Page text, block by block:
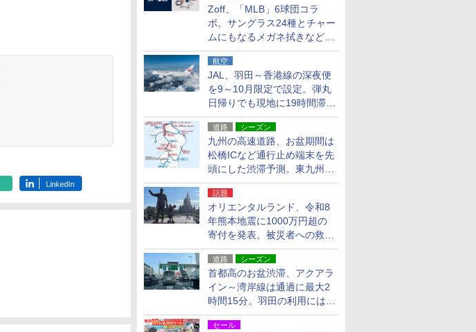
Zoff、「MLB」6球団コラ
ボ。サングラス24種とチャー
ムにもなるメガネ拭きなど雑
貨24種
航空
JAL、羽田～香港線の深夜便
を9～10月限定で設定。弾丸
日帰りでも現地に19時間滞在
できる
道路 シーズン
九州の高速道路、お盆期間は
松橋ICなど通行止め端末を先
頭にした渋滞予測。東九州道
への迂回は料金調整を実施
話題
オリエンタルランド、令和8
年熊本地震に1000万円超の
寄付を発表。被災者への救援
活動・復旧支援
道路 シーズン
首都高のお盆渋滞、アクアラ
イン～湾岸線は通過に最大2
時間15分。羽田の利用には
「空港西出口」の利用検討を
セール
LinkedIn